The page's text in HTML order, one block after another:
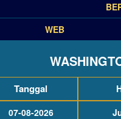
WEB
Tanggal
07-08-2026